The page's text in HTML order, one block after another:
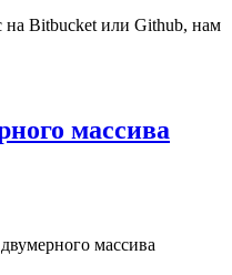
на Bitbucket или Github, нам
массива
массива